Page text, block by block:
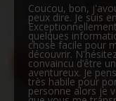
Coucou, bon,
peux dire. Je suis
quelques
chose facile pour
découvrir.
convaincu d’être
aventureux. Je
très habile pour
personne alors je